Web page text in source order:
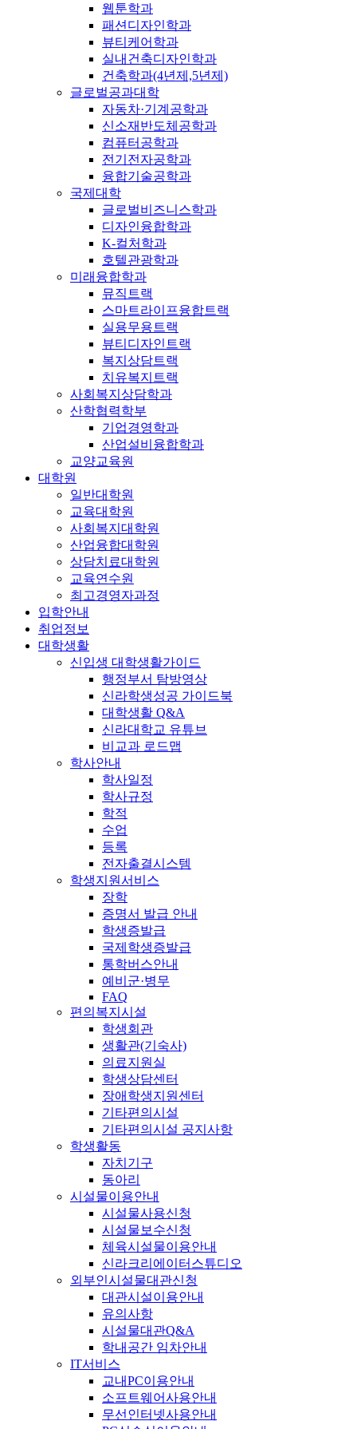
웹툰학과
패션디자인학과
뷰티케어학과
실내건축디자인학과
건축학과(4년제,5년제)
글로벌공과대학
자동차·기계공학과
신소재반도체공학과
컴퓨터공학과
전기전자공학과
융합기술공학과
국제대학
글로벌비즈니스학과
디자인융합학과
K-컬처학과
호텔관광학과
미래융합학과
뮤직트랙
스마트라이프융합트랙
실용무용트랙
뷰티디자인트랙
복지상담트랙
치유복지트랙
사회복지상담학과
산학협력학부
기업경영학과
산업설비융합학과
교양교육원
대학원
일반대학원
교육대학원
사회복지대학원
산업융합대학원
상담치료대학원
교육연수원
최고경영자과정
입학안내
취업정보
대학생활
신입생 대학생활가이드
행정부서 탐방영상
신라학생성공 가이드북
대학생활 Q&A
신라대학교 유튜브
비교과 로드맵
학사안내
학사일정
학사규정
학적
수업
등록
전자출결시스템
학생지원서비스
장학
증명서 발급 안내
학생증발급
국제학생증발급
통학버스안내
예비군·병무
FAQ
편의복지시설
학생회관
생활관(기숙사)
의료지원실
학생상담센터
장애학생지원센터
기타편의시설
기타편의시설 공지사항
학생활동
자치기구
동아리
시설물이용안내
시설물사용신청
시설물보수신청
체육시설물이용안내
신라크리에이터스튜디오
외부인시설물대관신청
대관시설이용안내
유의사항
시설물대관Q&A
학내공간 임차안내
IT서비스
교내PC이용안내
소프트웨어사용안내
무선인터넷사용안내